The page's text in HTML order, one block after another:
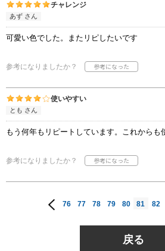
チャレンジ
あず さん
可愛い色でした。またリピしたいです
参考になりましたか？
使いやすい
とも さん
もう何年もリピートしています。これからも
参考になりましたか？
76 77 78 79 80 81 82
戻る